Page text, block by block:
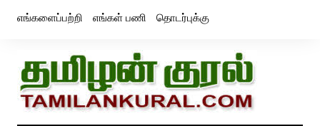
எங்களைப்பற்றி எங்கள் பணி தொடர்புக்கு